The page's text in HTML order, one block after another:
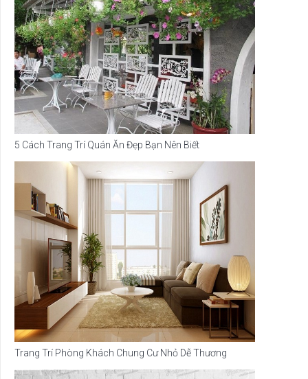
5 Cách Trang Trí Quán Ăn Đẹp Bạn Nên Biết
Trang Trí Phòng Khách Chung Cư Nhỏ Dễ Thương